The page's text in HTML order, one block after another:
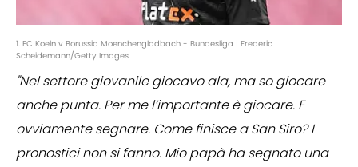
1. FC Koeln v Borussia Moenchengladbach - Bundesliga | Frederic
Scheidemann/Getty Images
"Nel settore giovanile giocavo ala, ma so giocare
anche punta. Per me l’importante è giocare. E
ovviamente segnare. Come finisce a San Siro? I
pronostici non si fanno. Mio papà ha segnato una